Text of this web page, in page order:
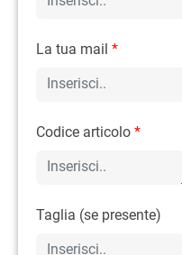
La tua mail *
Codice articolo *
Taglia (se presente)